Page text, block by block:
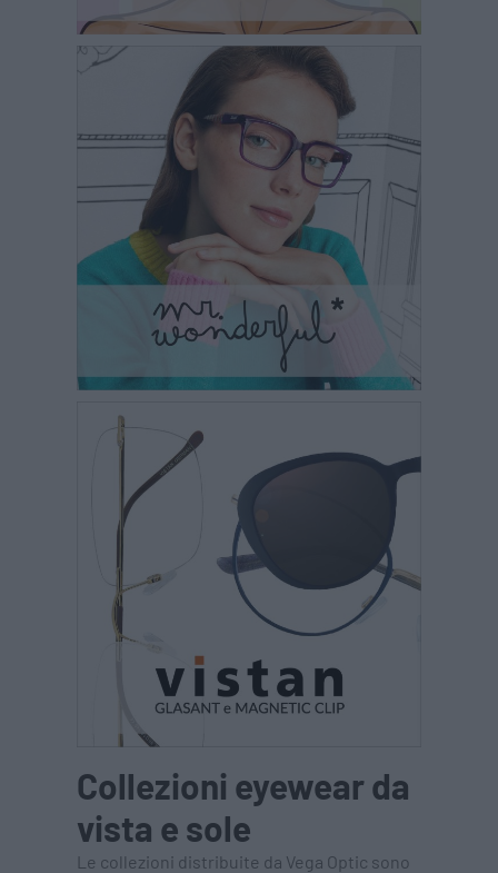
Collezioni eyewear da
vista e sole
Le collezioni distribuite da Vega Optic sono